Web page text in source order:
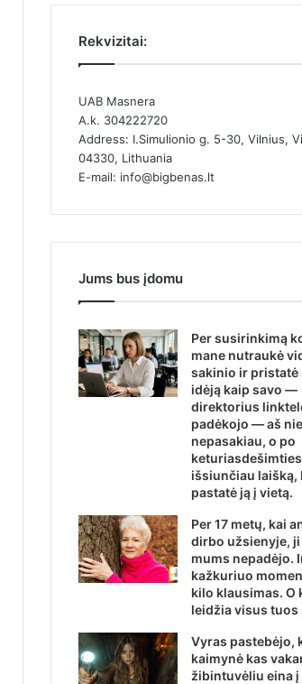
Rekvizitai:
UAB Masnera
A.k. 304222720
Address: I.Simulionio g. 5-30, Vilnius,
04330, Lithuania
E-mail: info@bigbenas.lt
Jums bus įdomu
Per susirinkimą
mane nutraukė
sakinio ir pristatė
idėją kaip savo —
direktorius
padėkojo — aš
nepasakiau, o po
išsiunčiau laišką,
pastatė ją į vietą.
Per 17 metų, kai
dirbo užsienyje, ji
mums nepadėjo.
kažkuriuo
kilo klausimas. O
leidžia visus tuos
Vyras pastebėjo,
kaimynė kas
žibintuvėliu eina į